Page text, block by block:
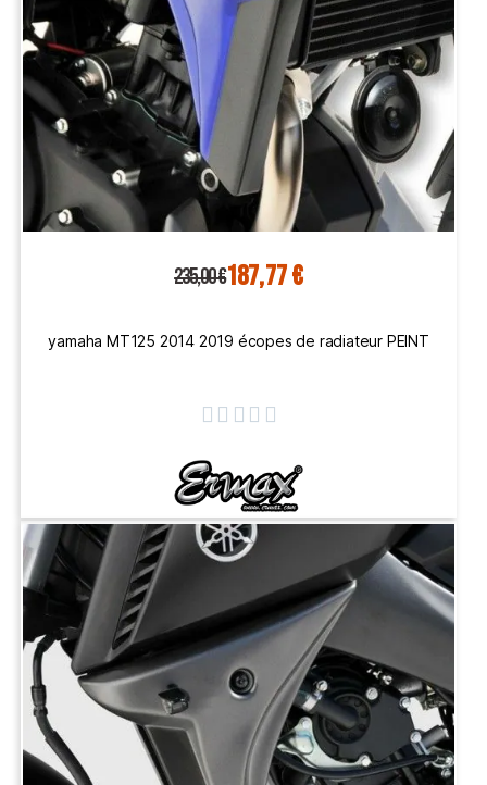
235,00 €187,77 €
yamaha MT125 2014 2019 écopes de radiateur PEINT
    